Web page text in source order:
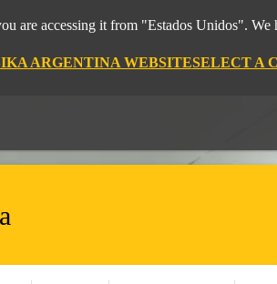
are accessing it from "Estados Unidos".
ARGENTINA WEBSITESELECT A